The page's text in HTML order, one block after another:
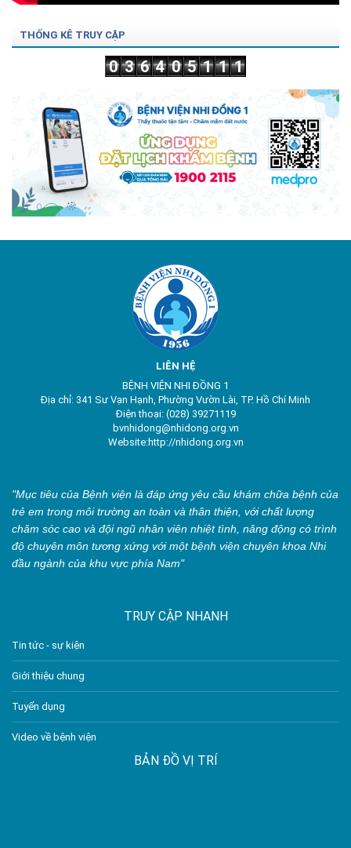
THỐNG KÊ TRUY CẬP
0 3 6 4 0 5 1 1 1
LIÊN HỆ
BỆNH VIỆN NHI ĐỒNG 1
Địa chỉ: 341 Sư Vạn Hạnh, Phường Vườn Lài, TP. Hồ Chí Minh
Điện thoại: (028) 39271119
bvnhidong@nhidong.org.vn
Website:http://nhidong.org.vn
"Mục tiêu của Bệnh viện là đáp ứng yêu cầu khám chữa bệnh của
trẻ em trong môi trường an toàn và thân thiện, với chất lượng
chăm sóc cao và đội ngũ nhân viên nhiệt tình, năng động có trình
độ chuyên môn tương xứng với một bệnh viện chuyên khoa Nhi
đầu ngành của khu vực phía Nam"
TRUY CẬP NHANH
Tin tức - sự kiện
Giới thiệu chung
Tuyển dụng
Video về bệnh viện
BẢN ĐỒ VỊ TRÍ